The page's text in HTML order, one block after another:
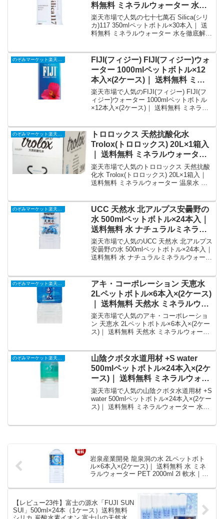
料無料 ミネラルウォーター 水｜
価格・送料・ポイント還元まとめ
楽天市場で人気の七十七萬石 Silica(シリ
カ)117 350mlペットボトル×30本入｜ 送
料無料 ミネラルウォーター 水を徹底解
倍）。実ユーザーレビュー0件・平均評価
0の商品情報・購入方法まとめ。
FIJI(フィジー) FIJI(フィジー)ウォ
ーター 1000mlペットボトル×12
本入×(2ケース)｜ 送料無料 ミネ
ラルウォーター 海外名水 軟水｜
価格・送料・ポイント還元まとめ
楽天市場で人気のFIJI(フィジー) FIJI(フ
ィジー)ウォーター 1000mlペットボトル
×12本入×(2ケース)｜ 送料無料 ミネラル
で販売中（送料別・ポイント1倍）。実ユ
ーザーレビュー0件・平均評価0の商品情
報・購入方法まとめ。
のぞみマーケット楽天市場店
トロロックス 天然抗酸化水
Trolox(トロロックス) 20L×1箱入
｜ 送料無料 ミネラルウォーター
温泉水 アルカリイオン水 超軟水
大容量｜価格・送料・ポイント還
元まとめ
楽天市場で人気のトロロックス 天然抗酸
化水 Trolox(トロロックス) 20L×1箱入｜
送料無料 ミネラルウォーター 温泉水 ア
4,135円で販売中（送料別・ポイント1
倍）。実ユーザーレビュー0件・平均評価
0の商品情報・購入方法まとめ。
UCC 天然水 北アルプス安曇野の
水 500mlペットボトル×24本入｜
送料無料 水 ナチュラルミネラル
ウォーター。｜価格・送料・ポイ
ント還元まとめ
楽天市場で人気のUCC 天然水 北アルプス
安曇野の水 500mlペットボトル×24本入｜
送料無料 水 ナチュラルミネラルウォータ
イント1倍）。実ユーザーレビュー0件・
平均評価0の商品情報・購入方法まとめ。
アキ・コーポレーション 天恵水
2Lペットボトル×6本入×(2ケース)
｜ 送料無料 天然水 ミネラルウォ
ーター 湧き水 秩父｜価格・送
料・ポイント還元まとめ
楽天市場で人気のアキ・コーポレーショ
ン 天恵水 2Lペットボトル×6本入×(2ケー
ス)｜ 送料無料 天然水 ミネラルウォータ
料別・ポイント1倍）。実ユーザーレビュ
ー0件・平均評価0の商品情報・購入方法
まとめ。
のぞみマーケット楽天市場店
山陰クボタ水道用材 +S water
500mlペットボトル×24本入×(2ケ
ース)｜ 送料無料 ミネラルウォー
ター 水 PET｜価格・送料・ポイ
ント還元まとめ
楽天市場で人気の山陰クボタ水道用材 +S
water 500mlペットボトル×24本入×(2ケー
ス)｜ 送料無料 ミネラルウォーター 水
岩泉産業開発 龍泉洞の水 2Lペットボト
ル×6本入×(2ケース)｜ 送料無料 水 ミネ
ラルウォーター PET 2000ml 2l 軟水｜価
【レビュー23件】富士の源水「FUJI SUN
SUI」500ml×24本（1ケース）送料無料